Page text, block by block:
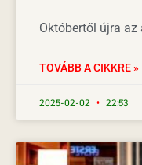
Októbertől újra
TOVÁBB A CIKKRE »
2025-02-02 22:53